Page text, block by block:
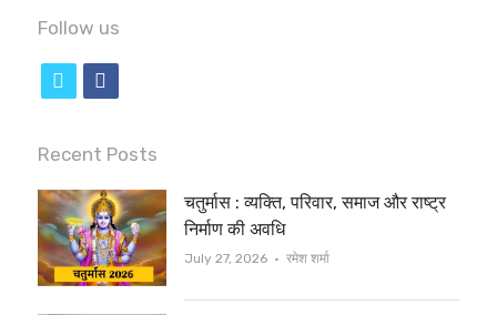
Follow us
i
t
t
e
r
c
e
b
o
o
Recent Posts
चतुर्मास : व्यक्ति, परिवार, समाज और राष्ट्र
निर्माण की अवधि
July 27, 2026 Author
रमेश शर्मा